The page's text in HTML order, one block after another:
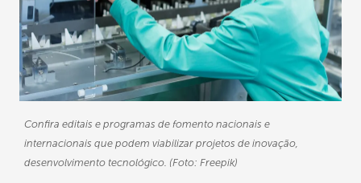
Confira editais e programas de fomento nacionais e
internacionais que podem viabilizar projetos de inovação,
desenvolvimento tecnológico. (Foto: Freepik)